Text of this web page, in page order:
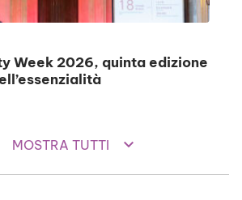
Week 2026, quinta edizione
MOSTRA TUTTI keyboard_arrow_down